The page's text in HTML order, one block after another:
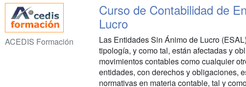
ACEDIS Formación
Curso de Contabilidad de
Lucro
Las Entidades Sin Ánimo de Lucro
tipología, y como tal, están afectadas y
movimientos contables como cualquier
entidades, con derechos y obligaciones,
normativas en materia contable, tal y